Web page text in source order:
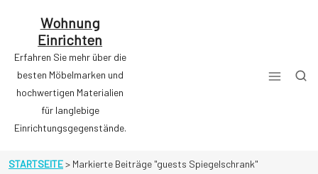
Wohnung
Einrichten
Erfahren Sie mehr über die
besten Möbelmarken und
hochwertigen Materialien
für langlebige
Einrichtungsgegenstände.
STARTSEITE> Markierte Beiträge "guests Spiegelschrank"